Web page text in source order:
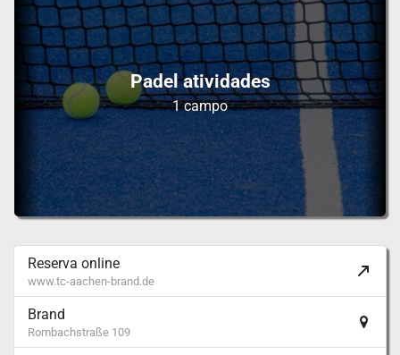
Padel atividades
1 campo
Reserva online
www.tc-aachen-brand.de
Brand
Rombachstraße 109